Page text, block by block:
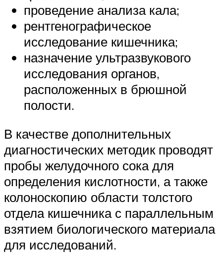
проведение анализа кала;
рентгенографическое
исследование кишечника;
назначение ультразвукового
исследования органов,
расположенных в брюшной
полости.
В качестве дополнительных
диагностических методик проводят
пробы желудочного сока для
определения кислотности, а также
колоноскопию области толстого
отдела кишечника с параллельным
взятием биологического материала
для исследований.